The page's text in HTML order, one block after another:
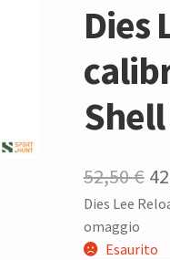
Dies
52,50€ Il
Dies Lee
omaggio
Esaurito